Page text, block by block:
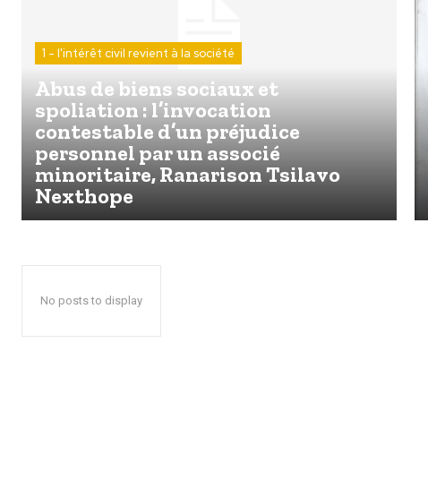
1 - l'intérêt civil revient à la société
Abus de biens sociaux et
spoliation : l’invocation
contestable d’un préjudice
personnel par un associé
minoritaire, Ranarison Tsilavo
Nexthope
No posts to display